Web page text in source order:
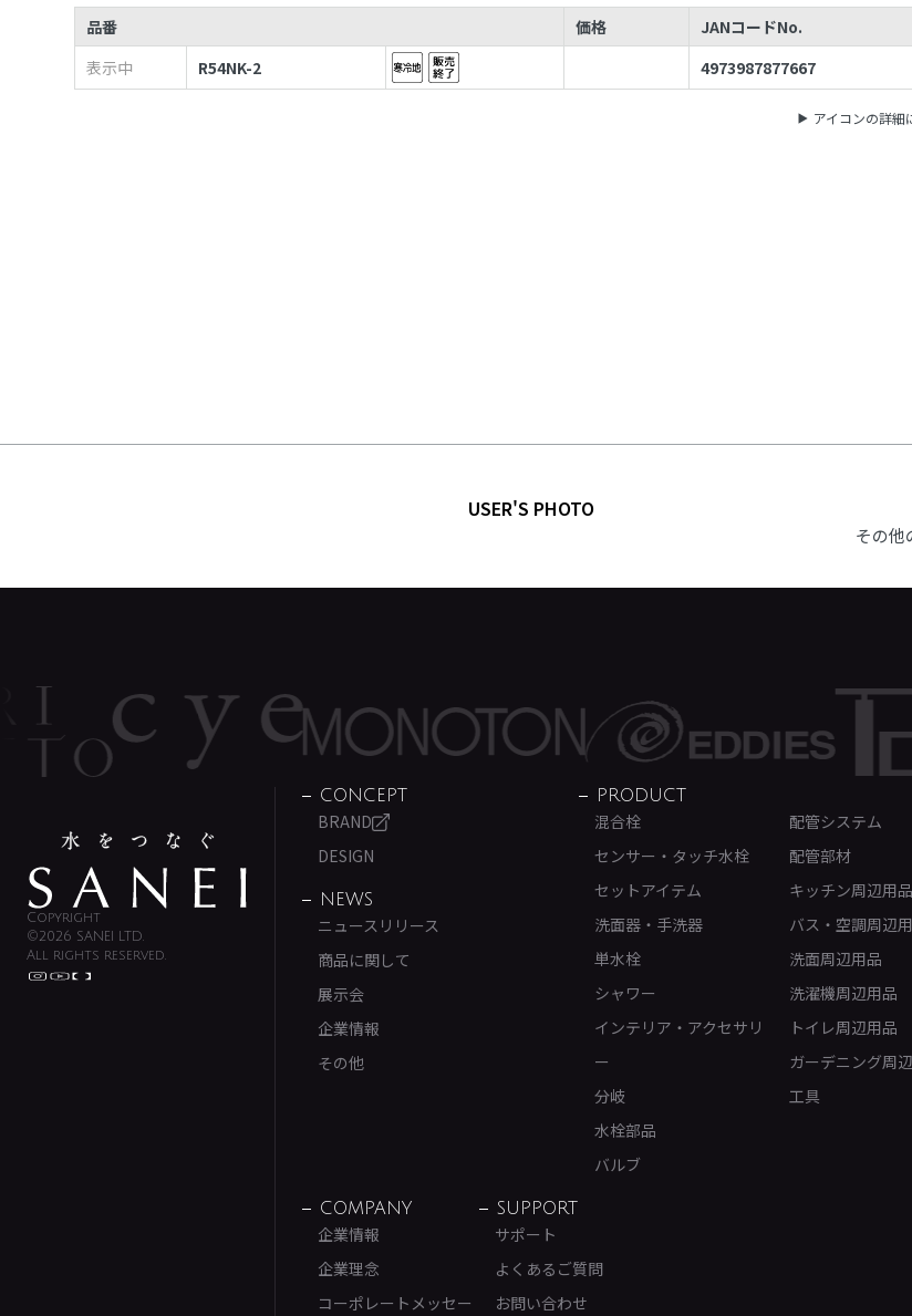
品番 価格
JANコードNo.
表示中
R54NK-2 4973987877667
アイコンの詳細
USER'S PHOTO
その他
Copyright
©2026 SANEI LTD.
All rights reserved.
CONCEPT
BRAND
DESIGN
NEWS
ニュースリリース
商品に関して
展示会
企業情報
その他
PRODUCT
混合栓
センサー・タッチ水栓
セットアイテム
洗面器・手洗器
単水栓
シャワー
インテリア・アクセサリ
ー
分岐
水栓部品
バルブ
配管システム
配管部材
キッチン周辺用品
バス・空調周辺
洗面周辺用品
洗濯機周辺用品
トイレ周辺用品
ガーデニング周
工具
COMPANY
企業情報
企業理念
コーポレートメッセー
SUPPORT
サポート
よくあるご質問
お問い合わせ